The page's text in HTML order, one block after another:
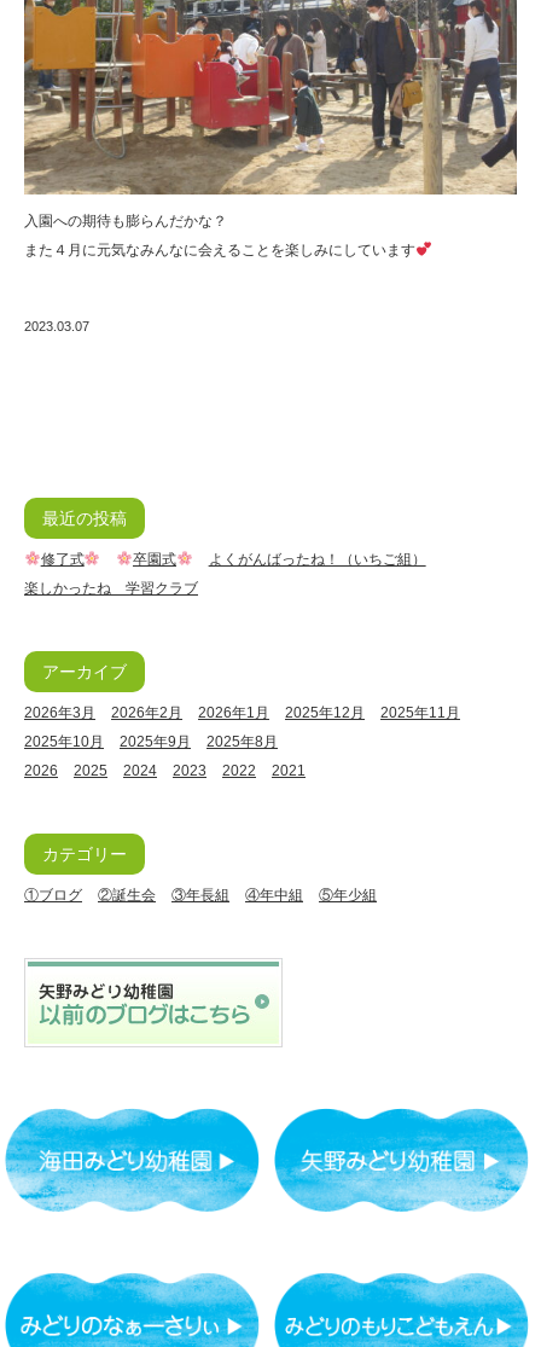
入園への期待も膨らんだかな？
また４月に元気なみんなに会えることを楽しみにしています
2023.03.07
最近の投稿
修了式 卒園式
よくがんばったね！（いちご組）
楽しかったね 学習クラブ
アーカイブ
2026年3月 2026年2月 2026年1月 2025年12月
2025年11月
2025年10月
2025年9月
2025年8月
2026
2025 2024 2023 2022 2021
カテゴリー
①ブログ ②誕生会 ③年長組 ④年中組 ⑤年少組